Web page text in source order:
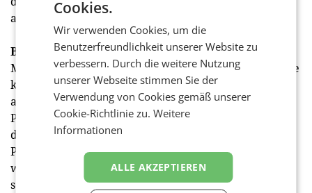
ausgezeichnet.
Blick in die Zukunft
Mit dem Nachhaltigkeitsbericht werden stets auch die
künftigen Ziele von Vöslauer veröffentlicht, die auch
an aktuelle Erfordernisse adaptiert werden. Bei allen
Projekten, Vorhaben und Maßnahmen stehen auch in
den kommenden Jahren weitere Anstrengungen am
Plan, darunter etwa die Verpflichtung zu einem
wissenschaftsbasierten Klimaschutzziel, das helfen
soll, die CO2-Emissionen weiterhin zu reduzieren.
Cookies.
Wir verwenden Cookies, um die
Benutzerfreundlichkeit unserer Website zu
verbessern. Durch die weitere Nutzung
unserer Webseite stimmen Sie der
Verwendung von Cookies gemäß unserer
Cookie-Richtlinie zu.Weitere
Informationen
ALLE AKZEPTIEREN